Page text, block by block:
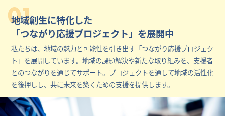
01
地域創生に特化した
「つながり応援プロジェクト」を展開中
私たちは、地域の魅力と可能性を引き出す「つながり応援プロジェク
ト」を展開しています。地域の課題解決や新たな取り組みを、支援者
とのつながりを通じてサポート。プロジェクトを通して地域の活性化
を後押しし、共に未来を築くための支援を提供します。